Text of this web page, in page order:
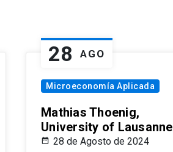
28 AGO
Microeconomía Aplicada
Mathias Thoenig,
University of Lausanne
28 de Agosto de 2024